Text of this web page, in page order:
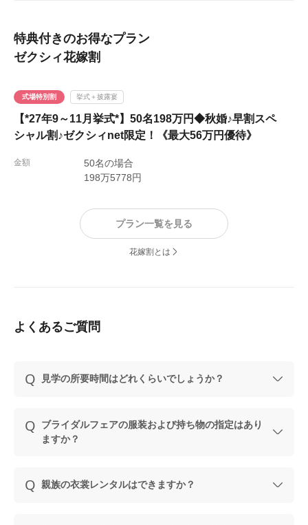
特典付きのお得なプラン
ゼクシィ花嫁割
式場特別割 挙式＋披露宴
【*27年9～11月挙式*】50名198万円◆秋婚♪早割スペ
シャル割♪ゼクシィnet限定！《最大56万円優待》
金額
50名の場合
198万5778円
プラン一覧を見る
花嫁割とは
よくあるご質問
見学の所要時間はどれくらいでしょうか？
ブライダルフェアの服装および持ち物の指定はあり
ますか？
親族の衣裳レンタルはできますか？